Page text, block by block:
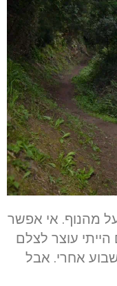
מהנוף. אי אפשר
עוצר לצלם
שבוע אחרי. אבל